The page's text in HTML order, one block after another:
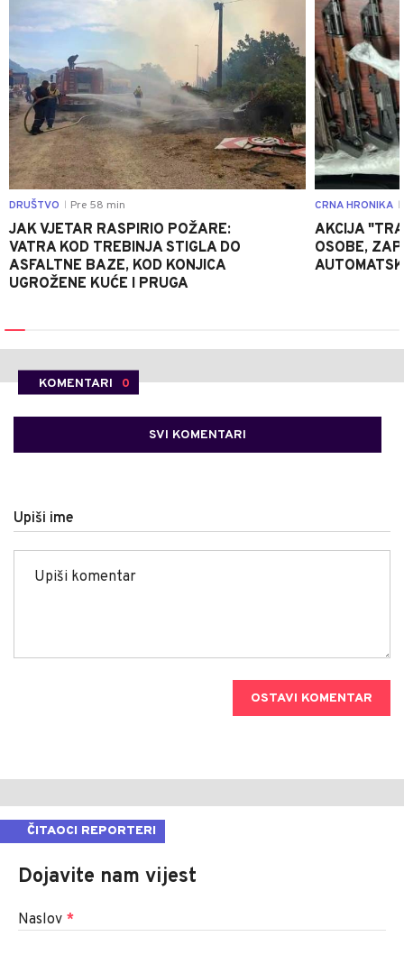
DRUŠTVO Pre 58 min
JAK VJETAR RASPIRIO POŽARE:
VATRA KOD TREBINJA STIGLA DO
ASFALTNE BAZE, KOD KONJICA
UGROŽENE KUĆE I PRUGA
CRNA HRONIKA
AKCIJA
OSOBE,
KOMENTARI 0
SVI KOMENTARI
Upiši ime
OSTAVI KOMENTAR
ČITAOCI REPORTERI
Dojavite nam vijest
Naslov *